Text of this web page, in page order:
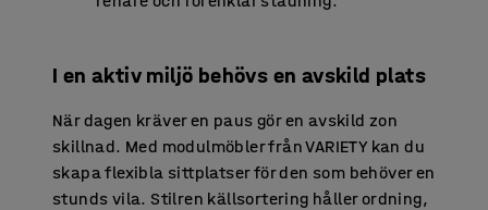
I en aktiv miljö behövs en avskild plats
När dagen kräver en paus gör en avskild zon
skillnad. Med modulmöbler från VARIETY kan du
skapa flexibla sittplatser för den som behöver en
stunds vila. Stilren källsortering håller ordning,